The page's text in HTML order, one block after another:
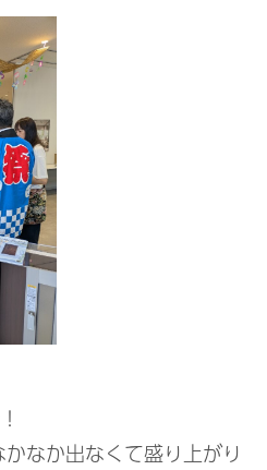
なか出なくて盛り上がり